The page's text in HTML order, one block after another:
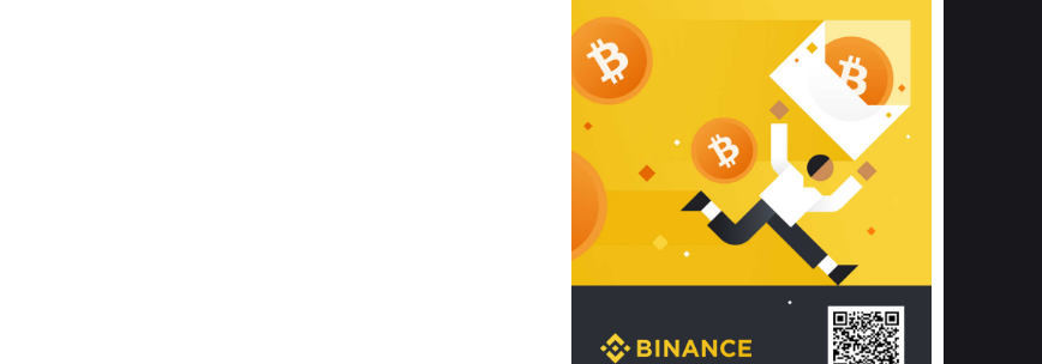
khuẩn và nấm mốc trong điều kiện
thời tiết nóng ẩm. Bạn có thể tìm hiểu
thêm các nghiên cứu khoa học về tác
động của giấc ngủ và môi trường
phòng ngủ đối với sức khỏe con
người tại Sleep Foundation (External
Link) để có cái nhìn toàn diện hơn.
2. Các tiêu chí vàng khi lựa chọn
chăn ga gối đệm cao cấp cho phòng
ngủ
Để sở hữu một bộ chăn ga gối đệm
cao cấp hoàn hảo cả về thẩm mỹ lẫn
công năng, người tiêu dùng cần cân
nhắc kỹ lưỡng các tiêu chí quan trọng